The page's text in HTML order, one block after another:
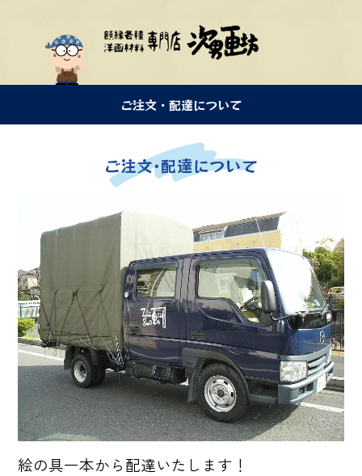
ご注文・配達について
ご注文･配達について
絵の具一本から配達いたします！